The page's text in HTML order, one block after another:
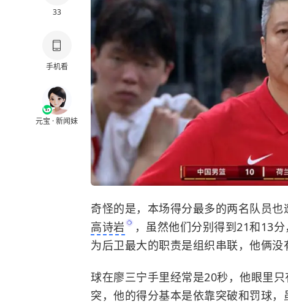
33
手机看
元宝 · 新闻妹
奇怪的是，本场得分最多的两名队员
高诗岩
，虽然他们分别得到21和13
为后卫最大的职责是组织串联，他俩没
球在廖三宁手里经常是20秒，他眼里
突，他的得分基本是依靠突破和罚球